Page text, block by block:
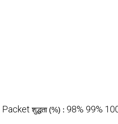
Packet शुद्धता (%) : 98% 99%